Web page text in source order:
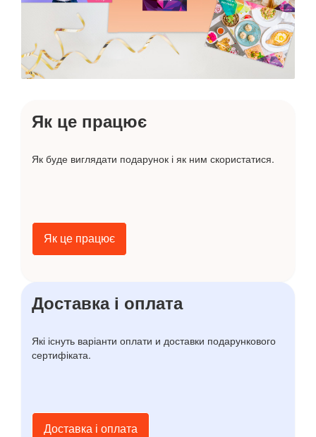
Як це працює
Як буде виглядати подарунок і як ним скористатися.
Як це працює
Доставка і оплата
Які існуть варіанти оплати и доставки подарункового
сертифіката.
Доставка і оплата